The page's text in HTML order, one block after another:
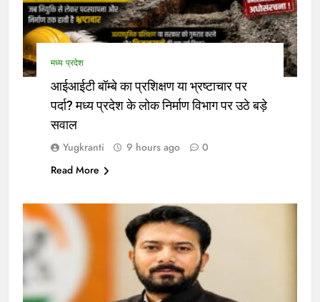
मध्य प्रदेश
आईआईटी बॉम्बे का प्रशिक्षण या भ्रष्टाचार पर
पर्दा? मध्य प्रदेश के लोक निर्माण विभाग पर उठे बड़े
सवाल
Yugkranti 9 hours ago
0
Read More